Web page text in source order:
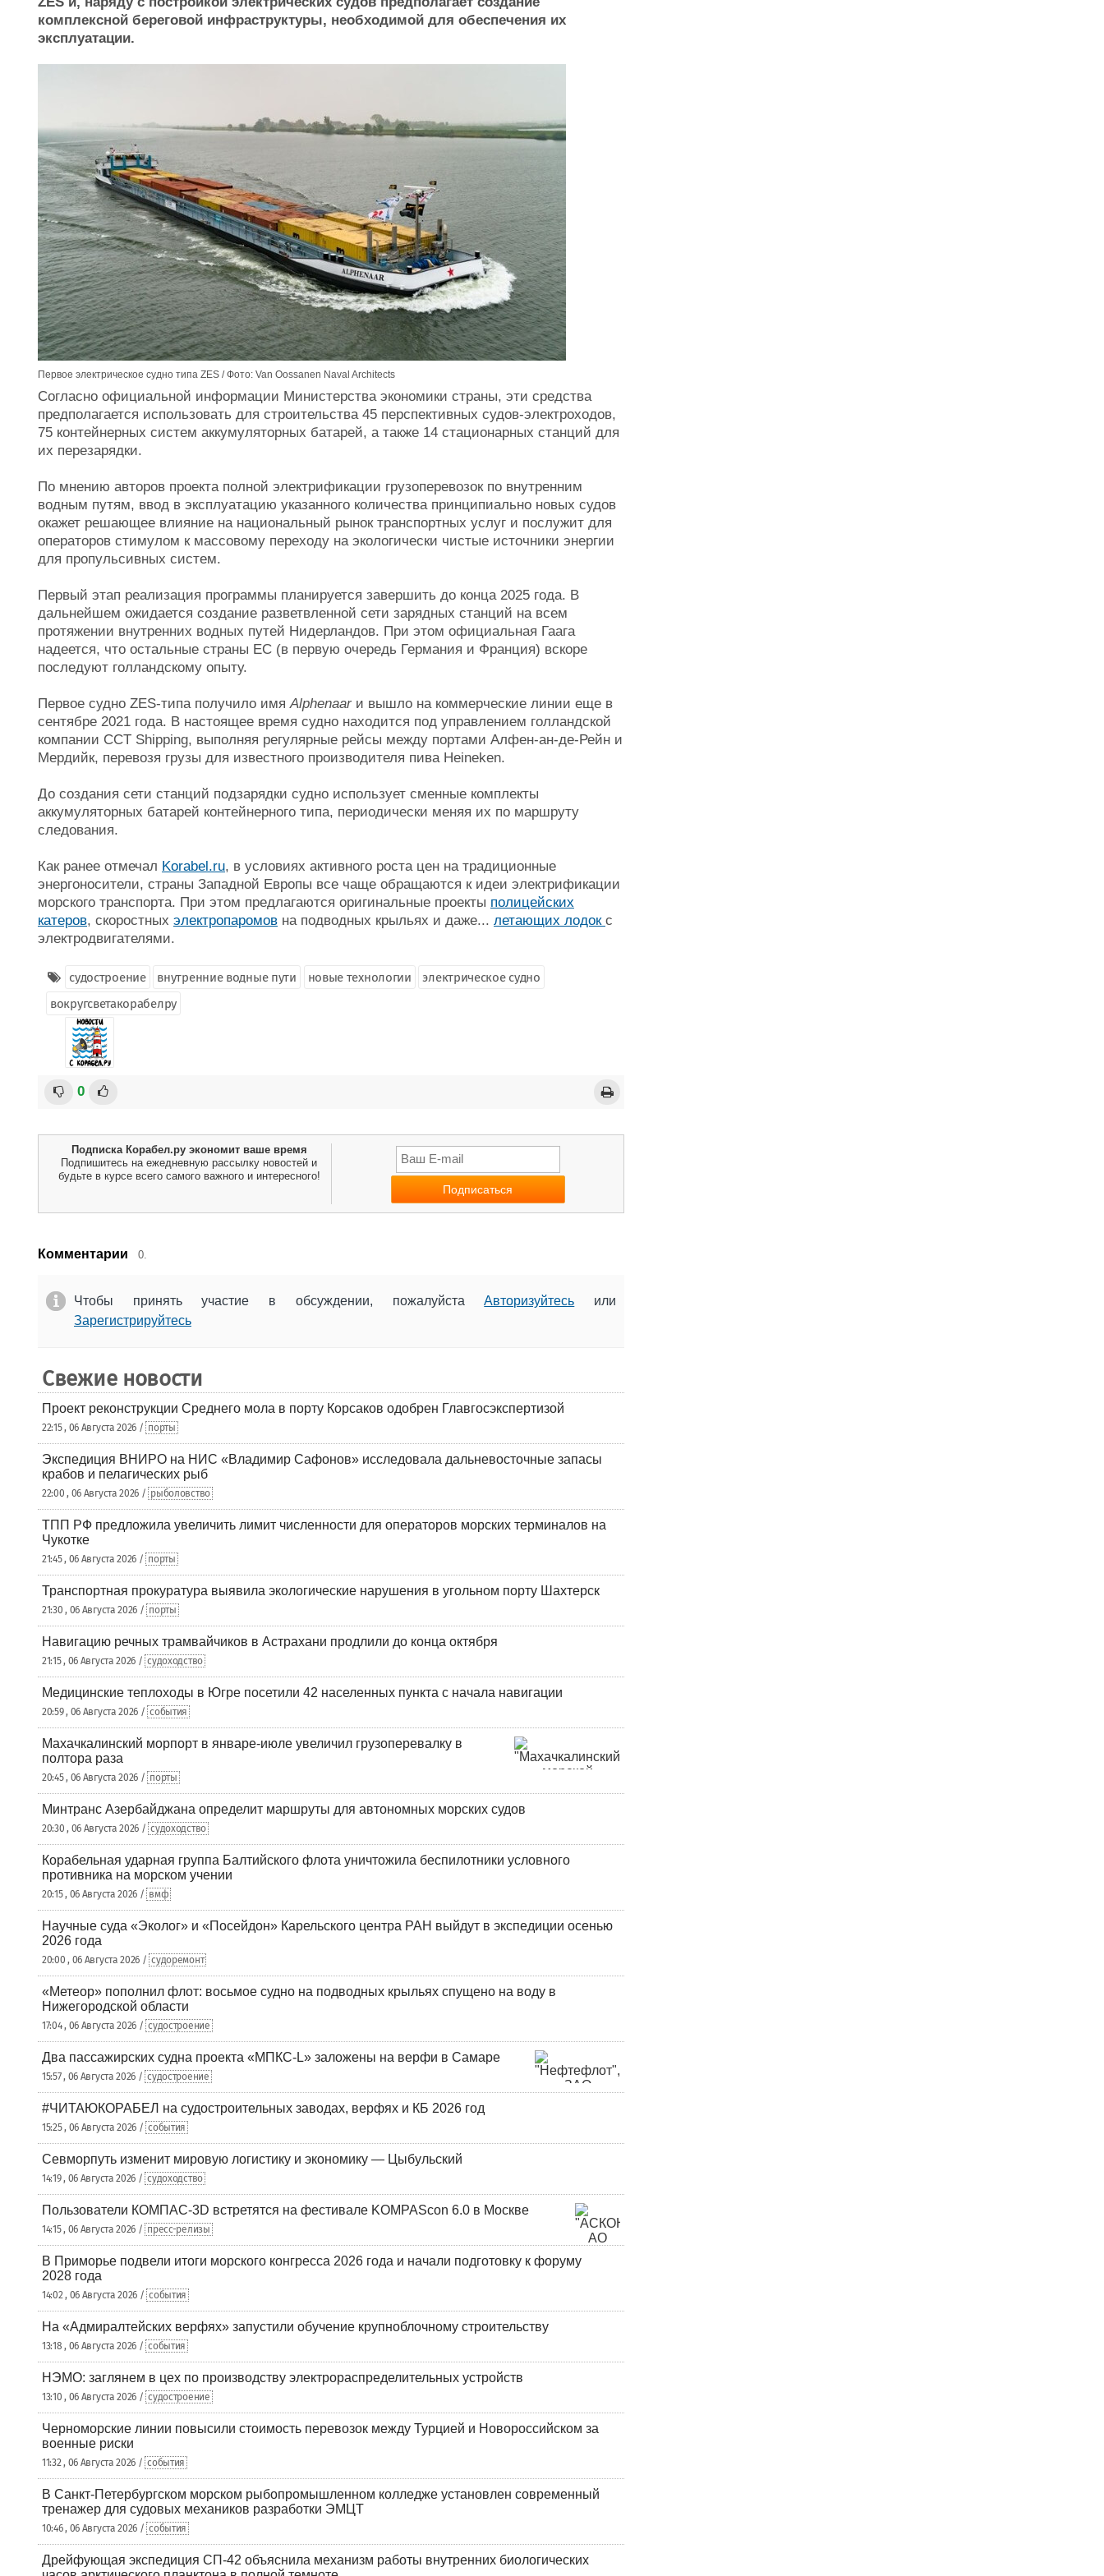
комплексной береговой инфраструктуры, необходимой для обеспечения их
эксплуатации.
Первое электрическое судно типа ZES / Фото: Van Oossanen Naval Architects
Согласно официальной информации Министерства экономики страны, эти средства
предполагается использовать для строительства 45 перспективных судов-электроходов,
75 контейнерных систем аккумуляторных батарей, а также 14 стационарных станций для
их перезарядки.
По мнению авторов проекта полной электрификации грузоперевозок по внутренним
водным путям, ввод в эксплуатацию указанного количества принципиально новых судов
окажет решающее влияние на национальный рынок транспортных услуг и послужит для
операторов стимулом к массовому переходу на экологически чистые источники энергии
для пропульсивных систем.
Первый этап реализация программы планируется завершить до конца 2025 года. В
дальнейшем ожидается создание разветвленной сети зарядных станций на всем
протяжении внутренних водных путей Нидерландов. При этом официальная Гаага
надеется, что остальные страны ЕС (в первую очередь Германия и Франция) вскоре
последуют голландскому опыту.
Первое судно ZES-типа получило имя Alphenaar и вышло на коммерческие линии еще в
сентябре 2021 года. В настоящее время судно находится под управлением голландской
компании CCT Shipping, выполняя регулярные рейсы между портами Алфен-ан-де-Рейн и
Мердийк, перевозя грузы для известного производителя пива Heineken.
До создания сети станций подзарядки судно использует сменные комплекты
аккумуляторных батарей контейнерного типа, периодически меняя их по маршруту
следования.
Как ранее отмечал Korabel.ru, в условиях активного роста цен на традиционные
энергоносители, страны Западной Европы все чаще обращаются к идеи электрификации
морского транспорта. При этом предлагаются оригинальные проекты полицейских
катеров, скоростных электропаромов на подводных крыльях и даже... летающих лодок с
электродвигателями.
судостроение внутренние водные пути новые технологии
электрическое судно
вокругсветакорабелру
0
Подписка Корабел.ру экономит ваше время
Подпишитесь на ежедневную рассылку новостей и
будьте в курсе всего самого важного и интересного!
Комментарии 0.
Чтобы принять участие в обсуждении, пожалуйстаАвторизуйтесь или
Зарегистрируйтесь
Свежие новости
Проект реконструкции Среднего мола в порту Корсаков одобрен Главгосэкспертизой
22:15 , 06 Августа 2026 / порты
Экспедиция ВНИРО на НИС «Владимир Сафонов» исследовала дальневосточные запасы
крабов и пелагических рыб
22:00 , 06 Августа 2026 / рыболовство
ТПП РФ предложила увеличить лимит численности для операторов морских терминалов на
Чукотке
21:45 , 06 Августа 2026 / порты
Транспортная прокуратура выявила экологические нарушения в угольном порту Шахтерск
21:30 , 06 Августа 2026 / порты
Навигацию речных трамвайчиков в Астрахани продлили до конца октября
21:15 , 06 Августа 2026 / судоходство
Медицинские теплоходы в Югре посетили 42 населенных пункта с начала навигации
20:59 , 06 Августа 2026 / события
Махачкалинский морпорт в январе-июле увеличил грузоперевалку в
полтора раза
20:45 , 06 Августа 2026 / порты
Минтранс Азербайджана определит маршруты для автономных морских судов
20:30 , 06 Августа 2026 / судоходство
Корабельная ударная группа Балтийского флота уничтожила беспилотники условного
противника на морском учении
20:15 , 06 Августа 2026 / вмф
Научные суда «Эколог» и «Посейдон» Карельского центра РАН выйдут в экспедиции осенью
2026 года
20:00 , 06 Августа 2026 / судоремонт
«Метеор» пополнил флот: восьмое судно на подводных крыльях спущено на воду в
Нижегородской области
17:04 , 06 Августа 2026 / судостроение
Два пассажирских судна проекта «МПКС-L» заложены на верфи в Самаре
15:57 , 06 Августа 2026 / судостроение
#ЧИТАЮКОРАБЕЛ на судостроительных заводах, верфях и КБ 2026 год
15:25 , 06 Августа 2026 / события
Севморпуть изменит мировую логистику и экономику — Цыбульский
14:19 , 06 Августа 2026 / судоходство
Пользователи КОМПАС-3D встретятся на фестивале KOMPAScon 6.0 в Москве
14:15 , 06 Августа 2026 / пресс-релизы
В Приморье подвели итоги морского конгресса 2026 года и начали подготовку к форуму
2028 года
14:02 , 06 Августа 2026 / события
На «Адмиралтейских верфях» запустили обучение крупноблочному строительству
13:18 , 06 Августа 2026 / события
НЭМО: заглянем в цех по производству электрораспределительных устройств
13:10 , 06 Августа 2026 / судостроение
Черноморские линии повысили стоимость перевозок между Турцией и Новороссийском за
военные риски
11:32 , 06 Августа 2026 / события
В Санкт-Петербургском морском рыбопромышленном колледже установлен современный
тренажер для судовых механиков разработки ЭМЦТ
10:46 , 06 Августа 2026 / события
Дрейфующая экспедиция СП-42 объяснила механизм работы внутренних биологических